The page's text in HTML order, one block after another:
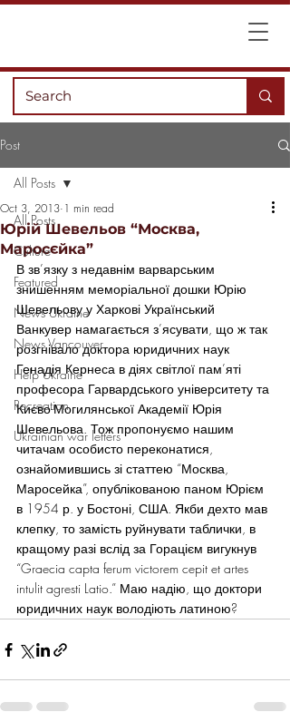
Post
All Posts
Culture
Featured
News Ukraine
News Vancouver
Help Ukraine
Recreation
Ukrainian war letters
All Posts
Юрій Шевельов “Москва,
Маросєйка”
Oct 3, 2013 1 min read
В зв’язку з недавнім варварським
знишенням меморіальної дошки Юрію
Шевельову у Харкові Український
Ванкувер намагається з’ясувати, що ж так
розгнівало доктора юридичних наук
Генадія Кернеса в діях світлої пам’яті
професора Гарвардського університету та
Києво-Могилянської Академії Юрія
Шевельова. Тож пропонуємо нашим
читачам особисто переконатися,
ознайомившись зі статтею “Москва,
Маросейка”, опублікованою паном Юрієм
в 1954 р. у Бостоні, США. Якби дехто мав
клепку, то замість руйнувати таблички, в
кращому разі вслід за Горацієм вигукнув
“Graecia capta ferum victorem cepit et artes
intulit agresti Latio.” Маю надію, що доктори
юридичних наук володіють латиною?